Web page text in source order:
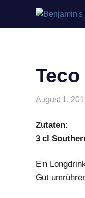
Teco
August 1, 2011
Zutaten:
3 cl
Ein
Gut